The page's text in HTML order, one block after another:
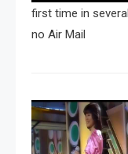
first time in
no Air Mail